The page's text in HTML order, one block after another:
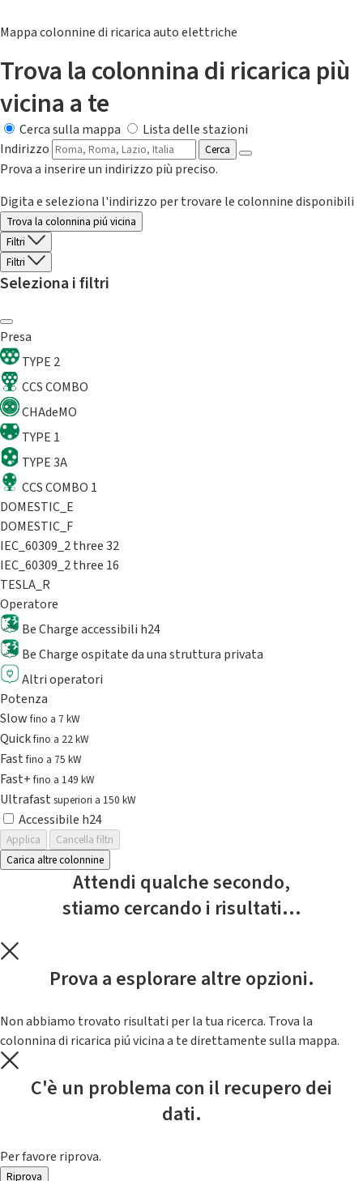
Mappa colonnine di ricarica auto elettriche
Trova la colonnina di ricarica più
vicina a te
Cerca sulla mappa
Lista delle stazioni
Indirizzo
Cerca
Prova a inserire un indirizzo più preciso.
Digita e seleziona l'indirizzo per trovare le colonnine disponibili
Trova la colonnina piú vicina
Filtri
Filtri
Seleziona i filtri
Presa
TYPE 2
CCS COMBO
CHAdeMO
TYPE 1
TYPE 3A
CCS COMBO 1
DOMESTIC_E
DOMESTIC_F
IEC_60309_2 three 32
IEC_60309_2 three 16
TESLA_R
Operatore
Be Charge accessibili h24
Be Charge ospitate da una struttura privata
Altri operatori
Potenza
Slowfino a 7 kW
Quickfino a 22 kW
Fastfino a 75 kW
Fast+fino a 149 kW
Ultrafast superiori a 150 kW
Accessibile h24
Applica
Cancella filtri
Carica altre colonnine
Attendi qualche secondo,
stiamo cercando i risultati...
Prova a esplorare altre opzioni.
Non abbiamo trovato risultati per la tua ricerca. Trova la
colonnina di ricarica piú vicina a te direttamente sulla mappa.
C'è un problema con il recupero dei
dati.
Per favore riprova.
Riprova